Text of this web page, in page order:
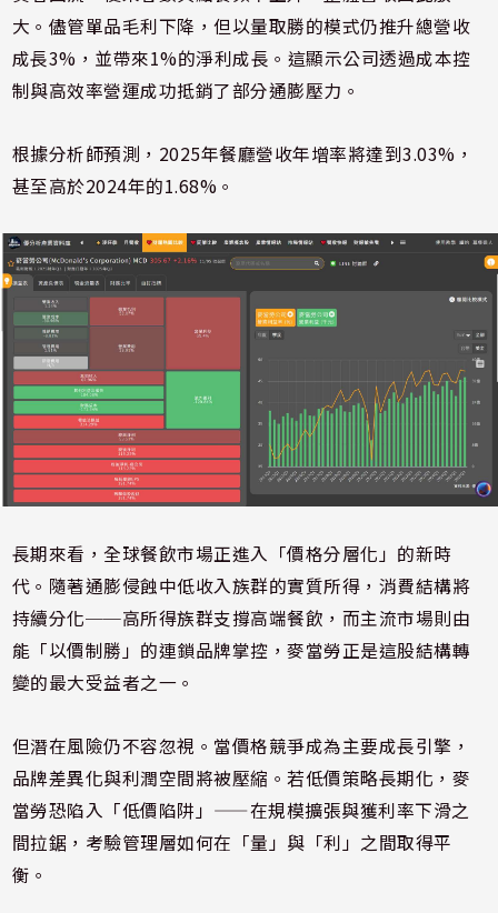
大。儘管單品毛利下降，但以量取勝的模式仍推升總營收
成長3%，並帶來1%的淨利成長。這顯示公司透過成本控
制與高效率營運成功抵銷了部分通膨壓力。
根據分析師預測，2025年餐廳營收年增率將達到3.03%，
甚至高於2024年的1.68%。
長期來看，全球餐飲市場正進入「價格分層化」的新時
代。隨著通膨侵蝕中低收入族群的實質所得，消費結構將
持續分化──高所得族群支撐高端餐飲，而主流市場則由
能「以價制勝」的連鎖品牌掌控，麥當勞正是這股結構轉
變的最大受益者之一。
但潛在風險仍不容忽視。當價格競爭成為主要成長引擎，
品牌差異化與利潤空間將被壓縮。若低價策略長期化，麥
當勞恐陷入「低價陷阱」——在規模擴張與獲利率下滑之
間拉鋸，考驗管理層如何在「量」與「利」之間取得平
衡。